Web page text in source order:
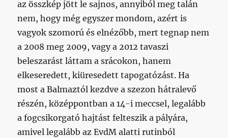
az összkép jött le sajnos, annyiból meg talán
nem, hogy még egyszer mondom, azért is
vagyok szomorú és elnézőbb, mert tegnap nem
a 2008 meg 2009, vagy a 2012 tavaszi
beleszarást láttam a srácokon, hanem
elkeseredett, kiüresedett tapogatózást. Ha
most a Balmaztól kezdve a szezon hátralevő
részén, középpontban a 14-i meccsel, legalább
a fogcsikorgató hajtást felteszik a pályára,
amivel legalább az EvdM alatti rutinból